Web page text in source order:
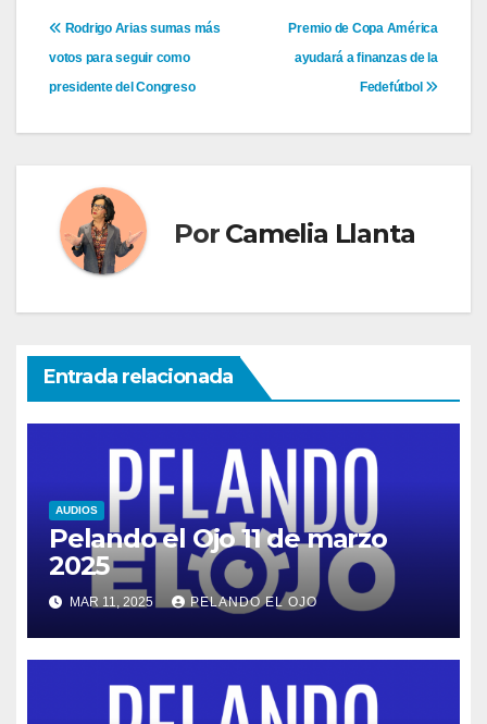
Navegación
de
entradas
Premio de Copa América
ayudará a finanzas de la
Fedefútbol
Rodrigo Arias sumas más
votos para seguir como
presidente del Congreso
Por Camelia Llanta
Entrada relacionada
AUDIOS
Pelando el Ojo 11 de marzo
2025
MAR 11, 2025 PELANDO EL OJO